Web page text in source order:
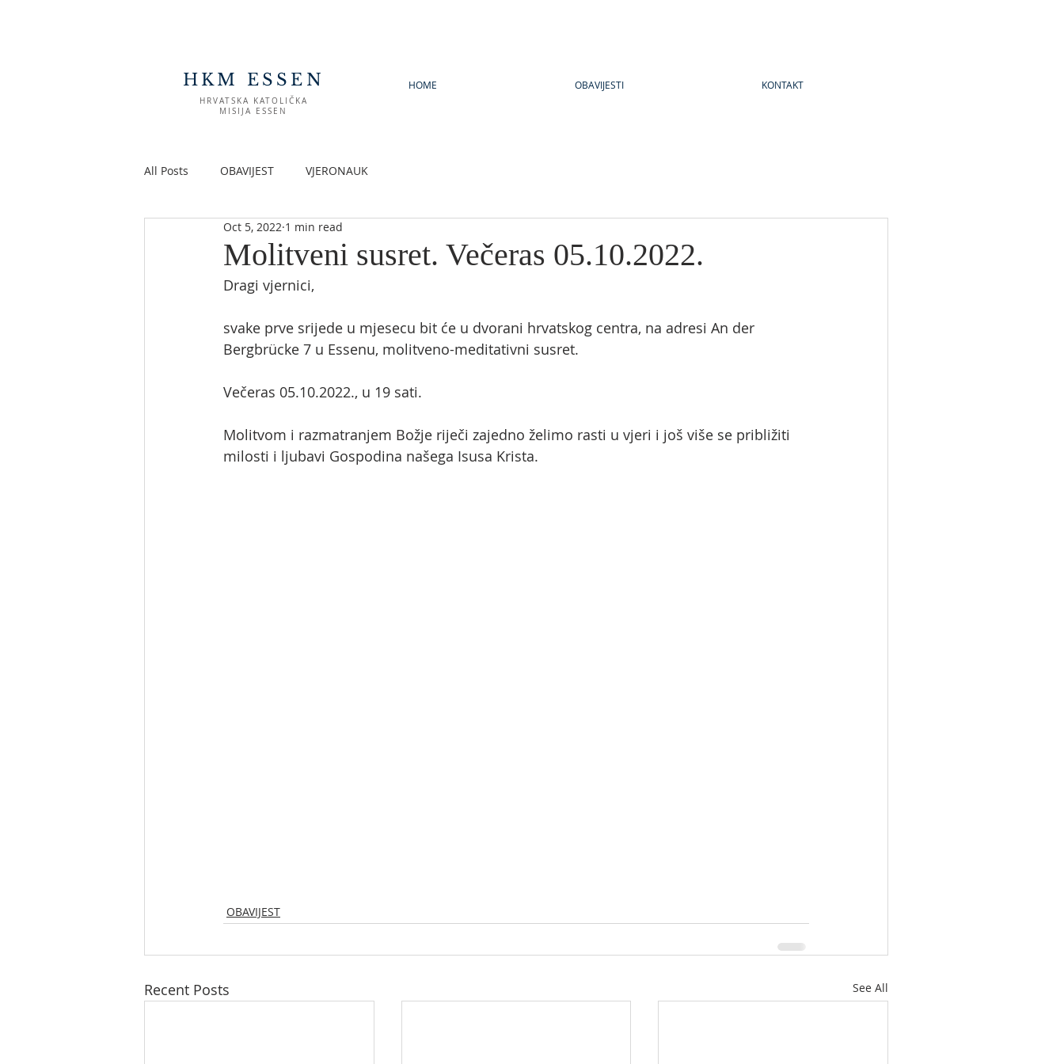
HKM ESSEN HOME OBAVIJESTI KONTAKT
HRVATSKA KATOLIČKA
MISIJA ESSEN
All Posts OBAVIJEST VJERONAUK
Molitveni susret. Večeras 05.10.2022.
Oct 5, 2022 1 min read
Dragi vjernici,
svake prve srijede u mjesecu bit će u dvorani hrvatskog centra, na adresi An der
Bergbrücke 7 u Essenu, molitveno-meditativni susret.
Večeras 05.10.2022., u 19 sati.
Molitvom i razmatranjem Božje riječi zajedno želimo rasti u vjeri i još više se približiti
milosti i ljubavi Gospodina našega Isusa Krista.
OBAVIJEST
Recent Posts See All